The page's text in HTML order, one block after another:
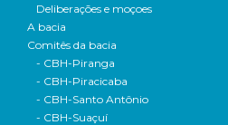
Deliberações e moçoes
A bacia
Comitês da bacia
- CBH-Piranga
- CBH-Piracicaba
- CBH-Santo Antônio
- CBH-Suaçuí